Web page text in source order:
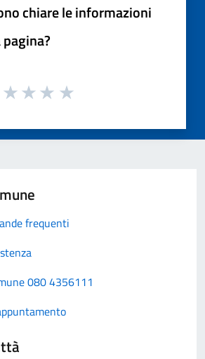
chiare le informazioni
frequenti
080 4356111